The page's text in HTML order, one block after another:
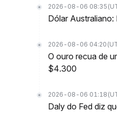
2026-08-06 08:35
Dólar Australiano:
2026-08-06 04:20
O ouro recua de
$4.300
2026-08-06 01:18
Daly do Fed diz